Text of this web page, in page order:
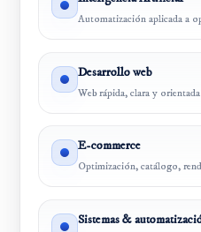
Automatización aplicada a
Desarrollo web
Web rápida, clara y
E-commerce
Optimización, catálogo,
Sistemas &